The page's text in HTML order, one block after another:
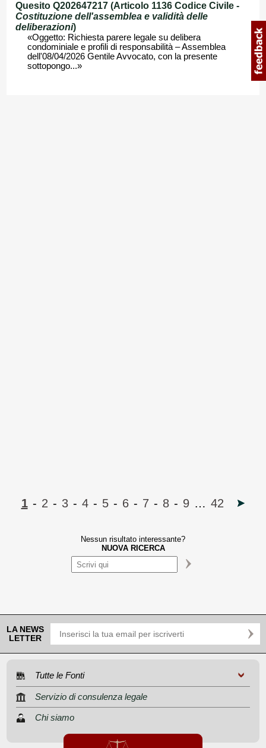
Quesito Q202647217 (Articolo 1136 Codice Civile -
Costituzione dell'assemblea e validità delle
deliberazioni)
«Oggetto: Richiesta parere legale su delibera
condominiale e profili di responsabilità – Assemblea
dell'08/04/2026 Gentile Avvocato, con la presente
sottopongo...»
1 - 2 - 3 - 4 - 5 - 6 - 7 - 8 - 9 … 42
Nessun risultato interessante?
NUOVA RICERCA
LA NEWS
LETTER
Tutte le Fonti
Servizio di consulenza legale
Chi siamo